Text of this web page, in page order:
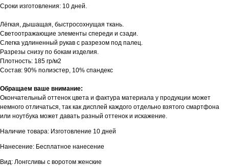
Сроки изготовления: 10 дней.
Лёгкая, дышащая, быстросохнущая ткань.
Светоотражающие элементы спереди и сзади.
Слегка удлиненный рукав с разрезом под палец.
Разрезы снизу по бокам изделия.
Плотность: 185 гр/м2
Состав: 90% полиэстер, 10% спандекс
Обращаем ваше внимание:
Окончательный оттенок цвета и фактура материала у продукции может
немного отличаться, так как дисплей каждого отдельно взятого смартфона
или ноутбука может давать разный оттенок и искажение.
Наличие товара: Изготовление 10 дней
Нанесение: Бесплатное нанесение
Вид: Лонгсливы с воротом женские